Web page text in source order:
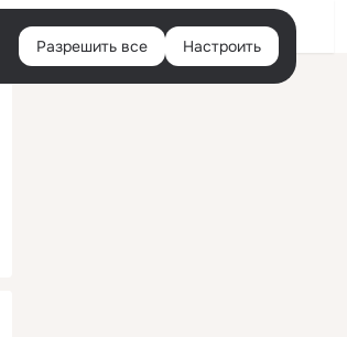
Войти
Разрешить все Настроить